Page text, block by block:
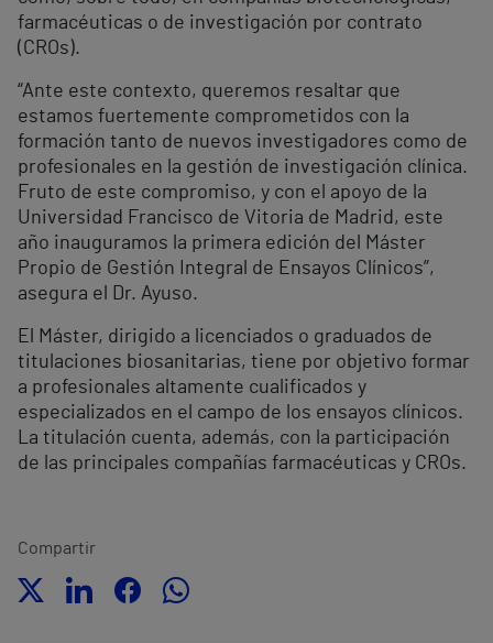
farmacéuticas o de investigación por contrato
(CROs).
“Ante este contexto, queremos resaltar que
estamos fuertemente comprometidos con la
formación tanto de nuevos investigadores como de
profesionales en la gestión de investigación clínica.
Fruto de este compromiso, y con el apoyo de la
Universidad Francisco de Vitoria de Madrid, este
año inauguramos la primera edición del Máster
Propio de Gestión Integral de Ensayos Clínicos”,
asegura el Dr. Ayuso.
El Máster, dirigido a licenciados o graduados de
titulaciones biosanitarias, tiene por objetivo formar
a profesionales altamente cualificados y
especializados en el campo de los ensayos clínicos.
La titulación cuenta, además, con la participación
de las principales compañías farmacéuticas y CROs.
Compartir